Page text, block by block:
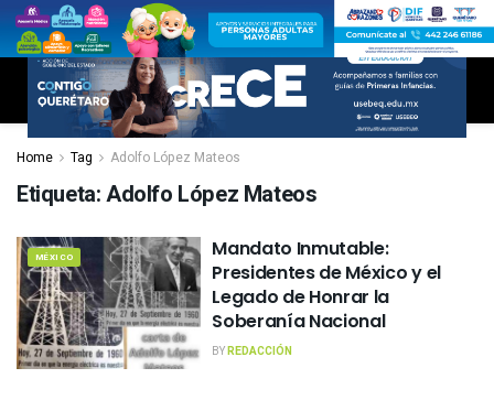
Home Tag Adolfo López Mateos
Etiqueta:Adolfo López Mateos
MÉXICO
Mandato Inmutable:
Presidentes de México y el
Legado de Honrar la
Soberanía Nacional
BYREDACCIÓN